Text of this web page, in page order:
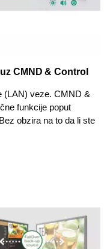
CMND & Control
(LAN) veze. CMND &
funkcije poput
obzira na to da li ste